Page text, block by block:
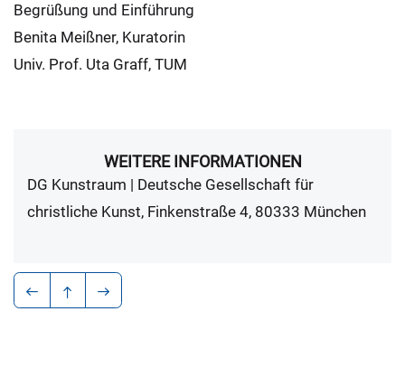
Begrüßung und Einführung
Benita Meißner, Kuratorin
Univ. Prof. Uta Graff, TUM
WEITERE INFORMATIONEN
DG Kunstraum | Deutsche Gesellschaft für
christliche Kunst, Finkenstraße 4, 80333 München